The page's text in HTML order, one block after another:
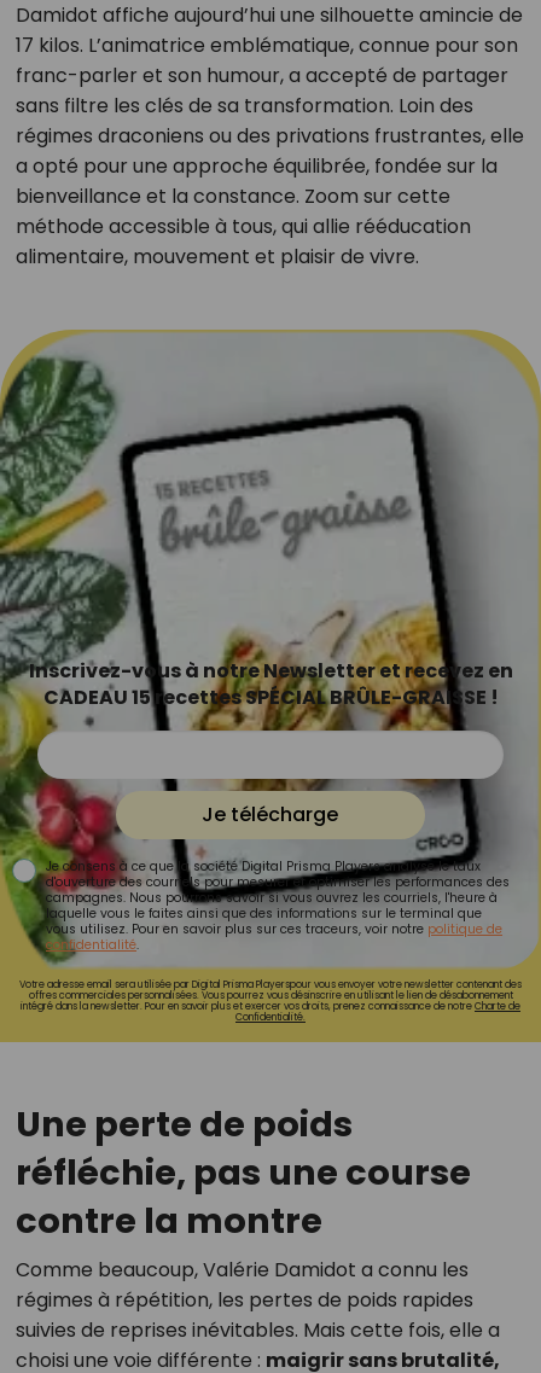
Damidot affiche aujourd’hui une silhouette amincie de
17 kilos. L’animatrice emblématique, connue pour son
franc-parler et son humour, a accepté de partager
sans filtre les clés de sa transformation. Loin des
régimes draconiens ou des privations frustrantes, elle
a opté pour une approche équilibrée, fondée sur la
bienveillance et la constance. Zoom sur cette
méthode accessible à tous, qui allie rééducation
alimentaire, mouvement et plaisir de vivre.
Inscrivez-vous à notre Newsletter et recevez en
CADEAU 15 recettes SPÉCIAL BRÛLE-GRAISSE !
Je télécharge
Je consens à ce que la société Digital Prisma Players analyse le taux
d'ouverture des courriels pour mesurer et optimiser les performances des
campagnes. Nous pourrons savoir si vous ouvrez les courriels, l'heure à
laquelle vous le faites ainsi que des informations sur le terminal que
vous utilisez. Pour en savoir plus sur ces traceurs, voir notre politique de
confidentialité.
Votre adresse email sera utilisée par Digital Prisma Playerspour vous envoyer votre newsletter contenant des
offres commerciales personnalisées. Vous pourrez vous désinscrire en utilisant le lien de désabonnement
intégré dans la newsletter. Pour en savoir plus et exercer vos droits, prenez connaissance de notreCharte de
Confidentialité.
Une perte de poids
réfléchie, pas une course
contre la montre
Comme beaucoup, Valérie Damidot a connu les
régimes à répétition, les pertes de poids rapides
suivies de reprises inévitables. Mais cette fois, elle a
choisi une voie différente : maigrir sans brutalité,